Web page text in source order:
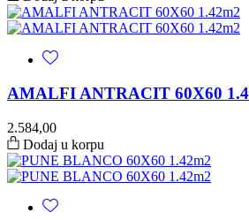
AMALFI ANTRACIT 60X60
2.584,00
Dodaj u korpu